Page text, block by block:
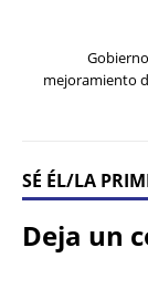
mejoramiento
SÉ ÉL/LA
Deja un